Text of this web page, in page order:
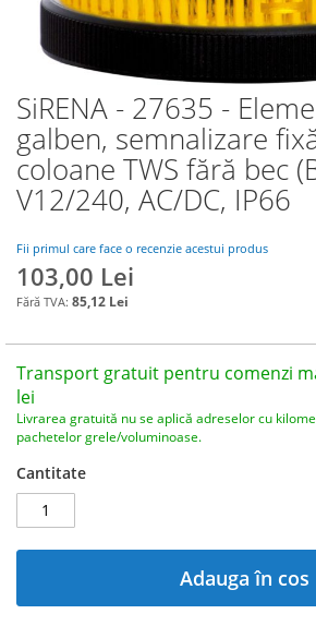
SiRENA - 27635 -
galben, semnalizare
coloane TWS fără bec
V12/240, AC/DC, IP66
Fii primul care face o recenzie acestui produs
103,00 Lei
85,12 Lei
Transport gratuit pentru comenzi
lei
Livrarea gratuită nu se aplică adreselor cu
pachetelor grele/voluminoase.
Cantitate
Adauga în cos
Skip
to
the
beginning
of
the
gallery